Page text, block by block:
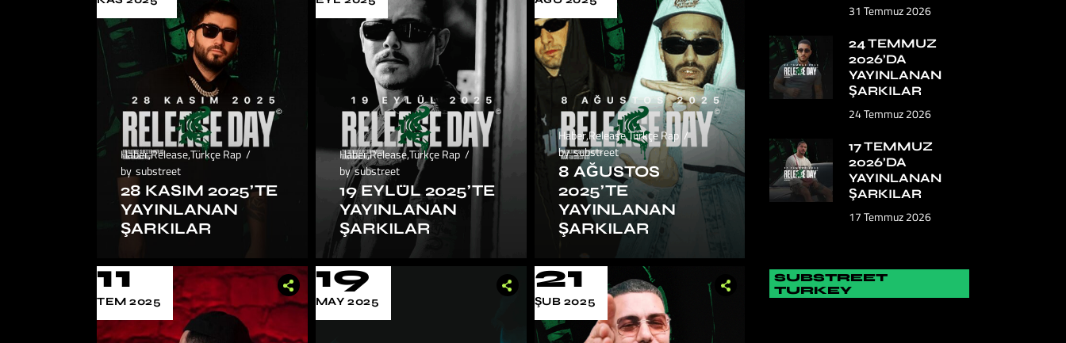
Haber,Release,Türkçe Rap
by substreet
28 KASIM 2025’TE
YAYINLANAN
ŞARKILAR
Haber,Release,Türkçe Rap
by substreet
19 EYLÜL 2025’TE
YAYINLANAN
ŞARKILAR
Haber,Release,Türkçe Rap
by substreet
8 AĞUSTOS
2025’TE
YAYINLANAN
ŞARKILAR
11
TEM 2025
19
MAY 2025
21
ŞUB 2025
31 Temmuz 2026
24 TEMMUZ
2026’DA
YAYINLANAN
ŞARKILAR
24 Temmuz 2026
17 TEMMUZ
2026’DA
YAYINLANAN
ŞARKILAR
17 Temmuz 2026
SUBSTREET
TURKEY